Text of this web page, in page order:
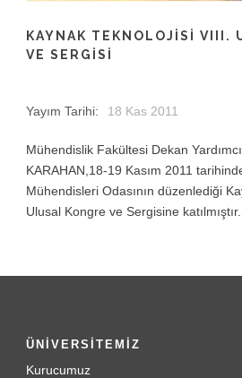
KAYNAK TEKNOLOJISI VIII.
VE SERGISI
Yayım Tarihi: 18 Kas 2011
Mühendislik Fakültesi Dekan
KARAHAN,18-19 Kasım 2011
Mühendisleri Odasının düzenlediği
Ulusal Kongre ve Sergisine katılmıştır.
ÜNİVERSİTEMİZ
Kurucumuz